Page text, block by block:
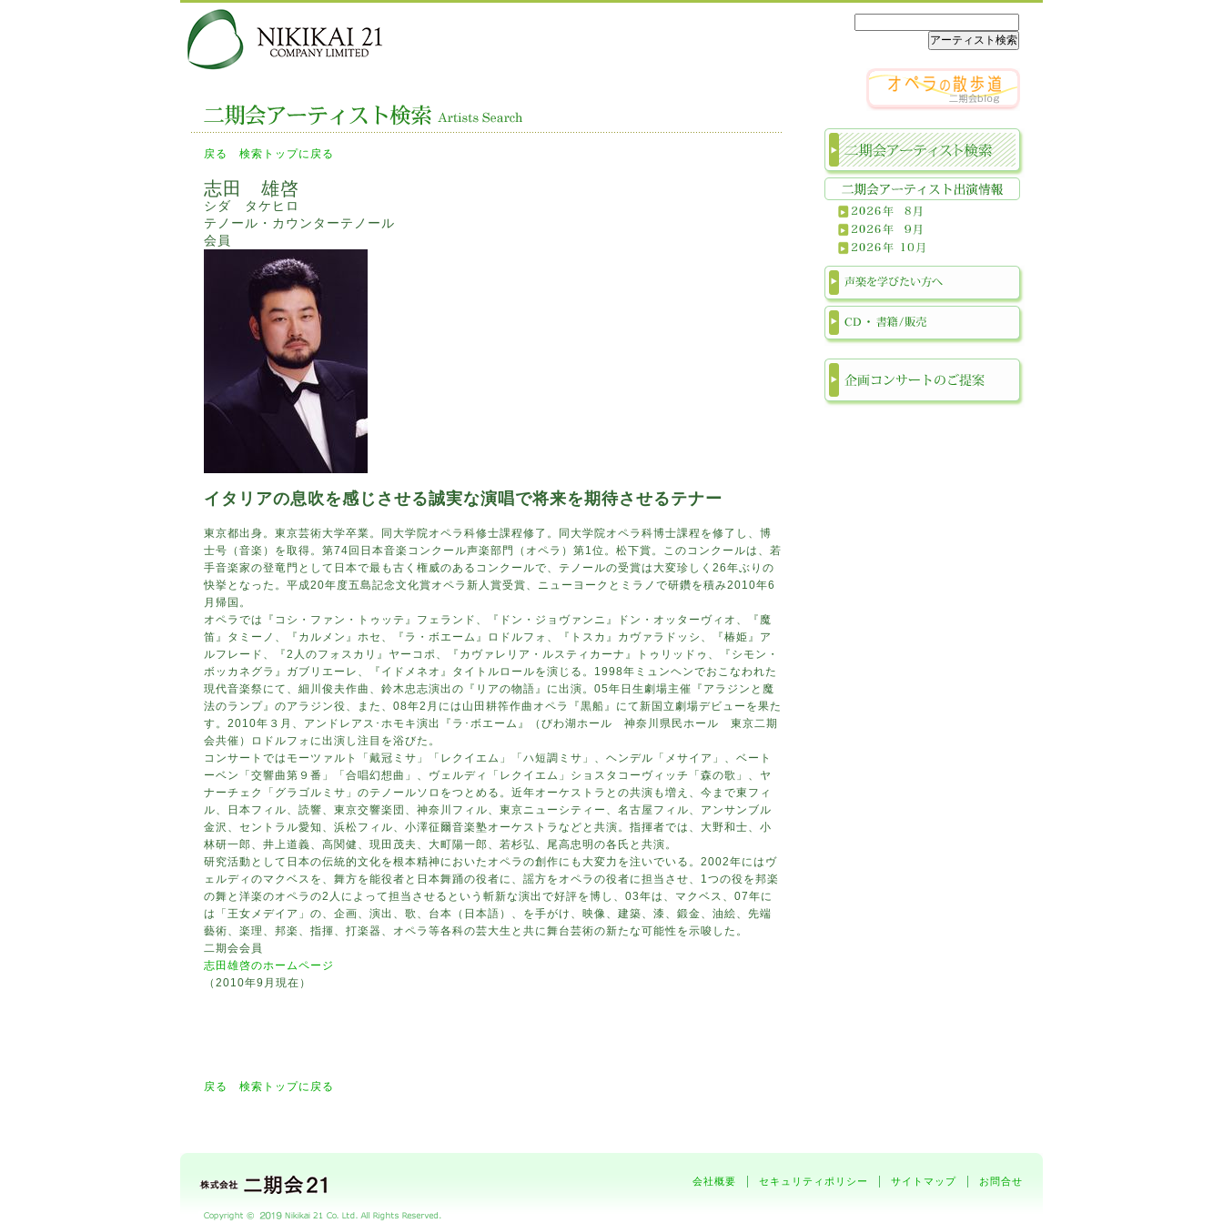
戻る 検索トップに戻る
志田 雄啓
シダ タケヒロ
テノール・カウンターテノール
会員
イタリアの息吹を感じさせる誠実な演唱で将来を期待させるテナー
東京都出身。東京芸術大学卒業。同大学院オペラ科修士課程修了。同大学院オペラ科博士課程を修了し、博
士号（音楽）を取得。第74回日本音楽コンクール声楽部門（オペラ）第1位。松下賞。このコンクールは、若
手音楽家の登竜門として日本で最も古く権威のあるコンクールで、テノールの受賞は大変珍しく26年ぶりの
快挙となった。平成20年度五島記念文化賞オペラ新人賞受賞、ニューヨークとミラノで研鑽を積み2010年6
月帰国。
オペラでは『コシ・ファン・トゥッテ』フェランド、『ドン・ジョヴァンニ』ドン・オッターヴィオ、『魔
笛』タミーノ、『カルメン』ホセ、『ラ・ボエーム』ロドルフォ、『トスカ』カヴァラドッシ、『椿姫』ア
ルフレード、『2人のフォスカリ』ヤーコポ、『カヴァレリア・ルスティカーナ』トゥリッドゥ、『シモン・
ボッカネグラ』ガブリエーレ、『イドメネオ』タイトルロールを演じる。1998年ミュンヘンでおこなわれた
現代音楽祭にて、細川俊夫作曲、鈴木忠志演出の『リアの物語』に出演。05年日生劇場主催『アラジンと魔
法のランプ』のアラジン役、また、08年2月には山田耕筰作曲オペラ『黒船』にて新国立劇場デビューを果た
す。2010年３月、アンドレアス･ホモキ演出『ラ･ボエーム』（びわ湖ホール 神奈川県民ホール 東京二期
会共催）ロドルフォに出演し注目を浴びた。
コンサートではモーツァルト「戴冠ミサ」「レクイエム」「ハ短調ミサ」、ヘンデル「メサイア」、ベート
ーベン「交響曲第９番」「合唱幻想曲」、ヴェルディ「レクイエム」ショスタコーヴィッチ「森の歌」、ヤ
ナーチェク「グラゴルミサ」のテノールソロをつとめる。近年オーケストラとの共演も増え、今まで東フィ
ル、日本フィル、読響、東京交響楽団、神奈川フィル、東京ニューシティー、名古屋フィル、アンサンブル
金沢、セントラル愛知、浜松フィル、小澤征爾音楽塾オーケストラなどと共演。指揮者では、大野和士、小
林研一郎、井上道義、高関健、現田茂夫、大町陽一郎、若杉弘、尾高忠明の各氏と共演。
研究活動として日本の伝統的文化を根本精神においたオペラの創作にも大変力を注いでいる。2002年にはヴ
ェルディのマクベスを、舞方を能役者と日本舞踊の役者に、謡方をオペラの役者に担当させ、1つの役を邦楽
の舞と洋楽のオペラの2人によって担当させるという斬新な演出で好評を博し、03年は、マクベス、07年に
は「王女メデイア」の、企画、演出、歌、台本（日本語）、を手がけ、映像、建築、漆、鍛金、油絵、先端
藝術、楽理、邦楽、指揮、打楽器、オペラ等各科の芸大生と共に舞台芸術の新たな可能性を示唆した。
二期会会員
志田雄啓のホームページ
（2010年9月現在）
戻る 検索トップに戻る
会社概要 セキュリティポリシー サイトマップ お問合せ